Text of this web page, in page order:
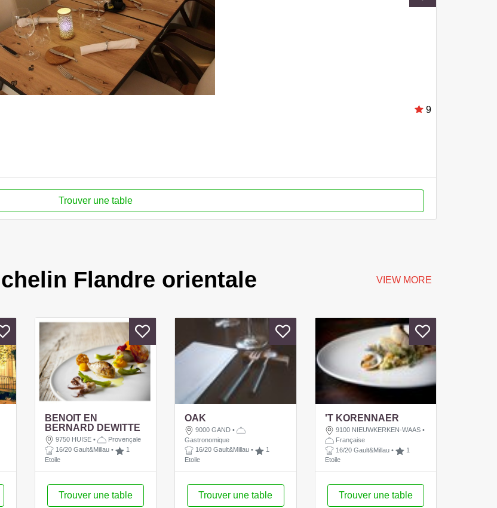
9
Trouver une table
Flandre orientale VIEW MORE
BENOIT EN
BERNARD DEWITTE
9750 HUISE •
Provençale
16/20 Gault&Millau •
1
Etoile
Trouver une table
OAK
9000 GAND •
Gastronomique
16/20 Gault&Millau •
1
Etoile
Trouver une table
'T KORENNAER
9100 NIEUWKERKEN-WAAS •
Française
16/20 Gault&Millau •
1
Etoile
Trouver une table